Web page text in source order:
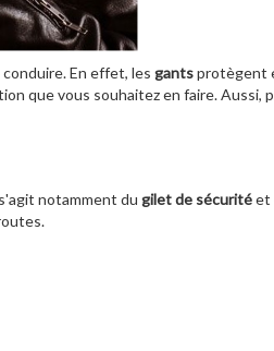
En effet, les gantsprotègent
que vous souhaitez en faire. Aussi,
notamment du gilet de sécuritéet